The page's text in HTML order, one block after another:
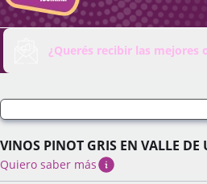
¿Querés recibir las mejores
VINOS PINOT GRIS EN VALLE DE
Quiero saber más